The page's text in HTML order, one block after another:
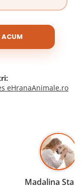
ACUM
eHranaAnimale.ro